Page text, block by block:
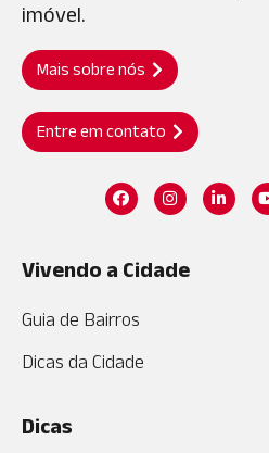
imóvel.
Mais sobre nós
Entre em contato
Vivendo a Cidade
Guia de Bairros
Dicas da Cidade
Dicas